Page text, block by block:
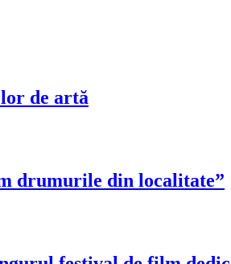
de artă
drumurile din localitate”